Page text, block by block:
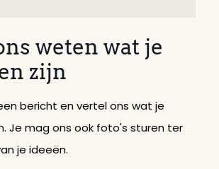
weten wat je
zijn
bericht en vertel ons wat je
Je mag ons ook foto's sturen ter
je ideeën.